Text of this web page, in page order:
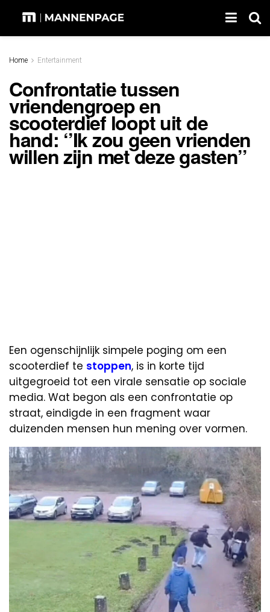
Home Entertainment
Confrontatie tussen
vriendengroep en
scooterdief loopt uit de
hand: ‘’Ik zou geen vrienden
willen zijn met deze gasten’’
Een ogenschijnlijk simpele poging om een
scooterdief te stoppen, is in korte tijd
uitgegroeid tot een virale sensatie op sociale
media. Wat begon als een confrontatie op
straat, eindigde in een fragment waar
duizenden mensen hun mening over vormen.